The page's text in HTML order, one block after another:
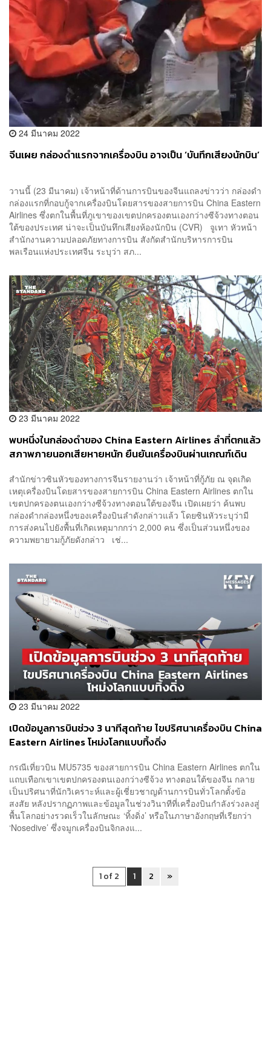
24 มีนาคม 2022
จีนเผย กล่องดำแรกจากเครื่องบิน อาจเป็น ‘บันทึกเสียงนักบิน’
วานนี้ (23 มีนาคม) เจ้าหน้าที่ด้านการบินของจีนแถลงข่าวว่า กล่องดำ
กล่องแรกที่กอบกู้จากเครื่องบินโดยสารของสายการบิน China Eastern
Airlines ซึ่งตกในพื้นที่ภูเขาของเขตปกครองตนเองกว่างซีจ้วงทางตอน
ใต้ของประเทศ น่าจะเป็นบันทึกเสียงห้องนักบิน (CVR) จูเทา หัวหน้า
สำนักงานความปลอดภัยทางการบิน สังกัดสำนักบริหารการบิน
พลเรือนแห่งประเทศจีน ระบุว่า สภ...
23 มีนาคม 2022
พบหนึ่งในกล่องดำของ China Eastern Airlines ลำที่ตกแล้ว
สภาพภายนอกเสียหายหนัก ยืนยันเครื่องบินผ่านเกณฑ์เดิน
สำนักข่าวซินหัวของทางการจีนรายงานว่า เจ้าหน้าที่กู้ภัย ณ จุดเกิด
เหตุเครื่องบินโดยสารของสายการบิน China Eastern Airlines ตกใน
เขตปกครองตนเองกว่างซีจ้วงทางตอนใต้ของจีน เปิดเผยว่า ค้นพบ
กล่องดำกล่องหนึ่งของเครื่องบินลำดังกล่าวแล้ว โดยซินหัวระบุว่ามี
การส่งคนไปยังพื้นที่เกิดเหตุมากกว่า 2,000 คน ซึ่งเป็นส่วนหนึ่งของ
ความพยายามกู้ภัยดังกล่าว เช่...
23 มีนาคม 2022
เปิดข้อมูลการบินช่วง 3 นาทีสุดท้าย ไขปริศนาเครื่องบิน China
Eastern Airlines โหม่งโลกแบบทิ้งดิ่ง
กรณีเที่ยวบิน MU5735 ของสายการบิน China Eastern Airlines ตกใน
แถบเทือกเขาเขตปกครองตนเองกว่างซีจ้วง ทางตอนใต้ของจีน กลาย
เป็นปริศนาที่นักวิเคราะห์และผู้เชี่ยวชาญด้านการบินทั่วโลกตั้งข้อ
สงสัย หลังปรากฏภาพและข้อมูลในช่วงวินาทีที่เครื่องบินกำลังร่วงลงสู่
พื้นโลกอย่างรวดเร็วในลักษณะ ‘ทิ้งดิ่ง’ หรือในภาษาอังกฤษที่เรียกว่า
‘Nosedive’ ซึ่งจมูกเครื่องบินจิกลงแ...
1 of 2 1 2 »